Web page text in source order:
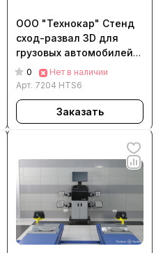
ООО "Технокар" Стенд
сход-развал 3D для
грузовых автомобилей
Техно Вектор 7 Truck
7204 HTS6
0
Нет в наличии
Арт. 7204 HTS6
Заказать